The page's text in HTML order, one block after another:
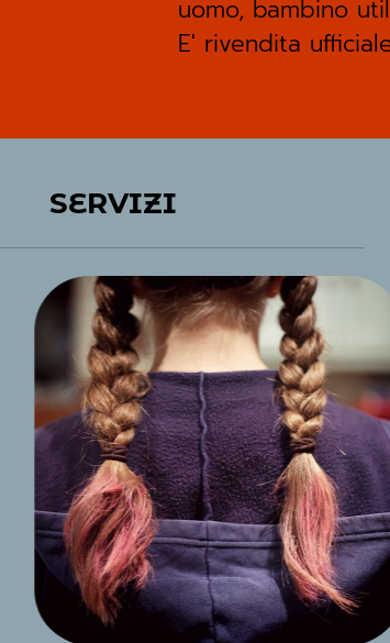
uomo, bambino
E' rivendita
SERVIZI